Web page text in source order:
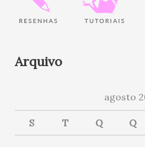
Arquivo
agosto
S T Q Q